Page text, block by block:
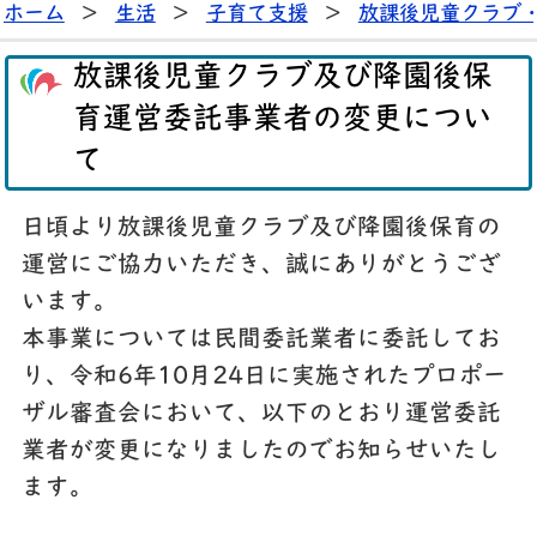
ホーム > 生活 > 子育て支援 > 放課後児童クラブ
放課後児童クラブ及び降園後保
育運営委託事業者の変更につい
て
日頃より放課後児童クラブ及び降園後保育の
運営にご協力いただき、誠にありがとうござ
います。
本事業については民間委託業者に委託してお
り、令和6年10月24日に実施されたプロポー
ザル審査会において、以下のとおり運営委託
業者が変更になりましたのでお知らせいたし
ます。